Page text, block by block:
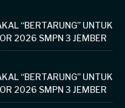
“BERTARUNG” UNTUK
2026 SMPN 3 JEMBER
“BERTARUNG” UNTUK
2026 SMPN 3 JEMBER